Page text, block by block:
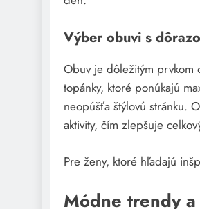
Výber obuvi s
Obuv je dôležitým prvkom
topánky, ktoré ponúkajú
neopúšťa štýlovú stránku.
aktivity, čím zlepšuje
Pre ženy, ktoré hľadajú
Módne trendy